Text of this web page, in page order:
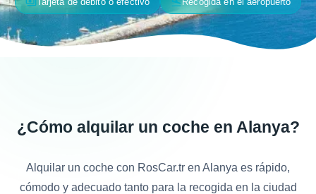
¿Cómo alquilar un coche en Alanya?
Alquilar un coche con RosCar.tr en Alanya es rápido,
cómodo y adecuado tanto para la recogida en la ciudad